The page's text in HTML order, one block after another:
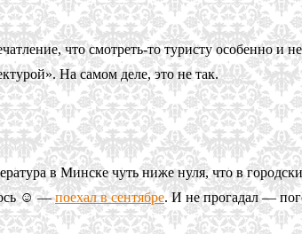
что смотреть-то туристу особенно и
На самом деле, это не так.
в Минске чуть ниже нуля, что в городских
☺ —поехал в сентябре. И не прогадал —